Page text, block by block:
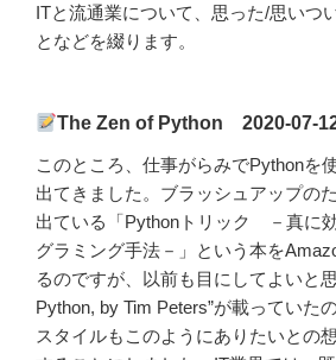
ITと流通業について、思った/思いつ
となどを綴ります。
The Zen of Python 2020-07-
このところ、仕事がらみでPythonを
出てきました。ブラッシュアップの
出ている「Pythonトリック －真に
グラミング手法－」という本を
るのですが、以前も目にしてよいと
Python, by Tim Peters”が載っていた
スタイルもこのようにありたいとの